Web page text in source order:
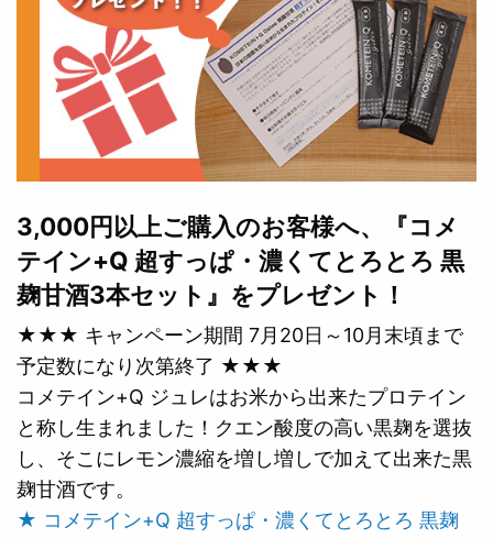
3,000円以上ご購入のお客様へ、『コメ
テイン+Q 超すっぱ・濃くてとろとろ 黒
麹甘酒3本セット』をプレゼント！
★★★ キャンペーン期間 7月20日～10月末頃まで
予定数になり次第終了 ★★★
コメテイン+Q ジュレはお米から出来たプロテイン
と称し生まれました！クエン酸度の高い黒麹を選抜
し、そこにレモン濃縮を増し増しで加えて出来た黒
麹甘酒です。
★ コメテイン+Q 超すっぱ・濃くてとろとろ 黒麹